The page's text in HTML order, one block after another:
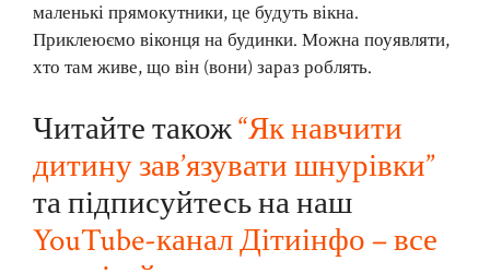
маленькі прямокутники, це будуть вікна.
Приклеюємо віконця на будинки. Можна поуявляти,
хто там живе, що він (вони) зараз роблять.
Читайте також“Як навчити
дитину зав’язувати шнурівки”
та підписуйтесь на наш
YouTube-канал Дітиінфо – все